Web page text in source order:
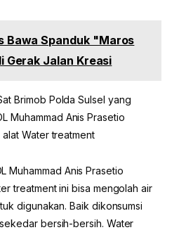
Bawa Spanduk "Maros
Gerak Jalan Kreasi
Brimob Polda Sulsel yang
Muhammad Anis Prasetio
Water treatment
Muhammad Anis Prasetio
treatment ini bisa mengolah air
digunakan. Baik dikonsumsi
bersih-bersih. Water